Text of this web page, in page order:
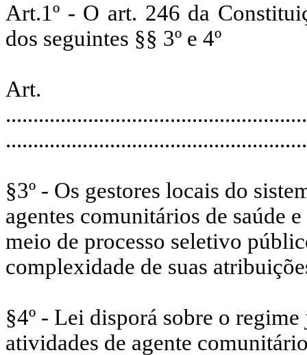
Art.1º - O art. 246 da
dos seguintes §§ 3º e 4º
Art.
§3º - Os gestores locais do
agentes comunitários de saúde
meio de processo seletivo
complexidade de suas
§4º - Lei disporá sobre o
atividades de agente